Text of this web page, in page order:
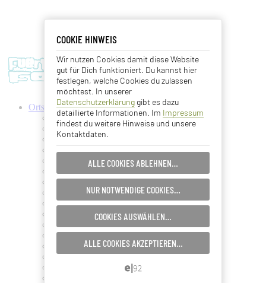
COOKIE HINWEIS
Wir nutzen Cookies damit diese Website
gut für Dich funktioniert. Du kannst hier
festlegen, welche Cookies du zulassen
möchtest. In unserer
Datenschutzerklärung gibt es dazu
detaillierte Informationen. Im Impressum
findest du weitere Hinweise und unsere
Kontaktdaten.
ALLE COOKIES ABLEHNEN…
NUR NOTWENDIGE COOKIES…
COOKIES AUSWÄHLEN…
ALLE COOKIES AKZEPTIEREN…
Essentielle Cookies
Advertising Cookies
EINSTELLUNGEN SPEICHERN…
ABBRECHEN…
Ortschaften
Antigua
Ajuy
Betancuria
Caleta de Fuste
Corralejo
Costa Calma
El Cotillo
Gran Tarajal
La Lajita
La Oliva
La Pared
Lajares